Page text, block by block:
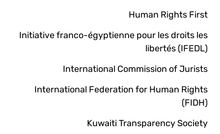
Human Rights First
Initiative franco-égyptienne pour les droits les
libertés (IFEDL)
International Commission of Jurists
International Federation for Human Rights
(FIDH)
Kuwaiti Transparency Society